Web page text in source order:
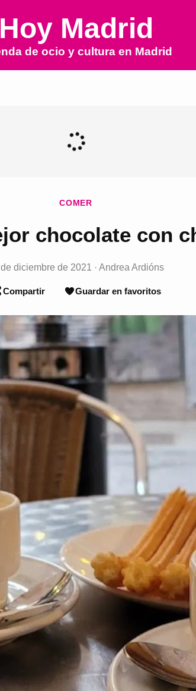
Hoy Madrid
de ocio y cultura en Madrid
COMER
chocolate con
diciembre de 2021 · Andrea Ardións
Compartir Guardar en favoritos